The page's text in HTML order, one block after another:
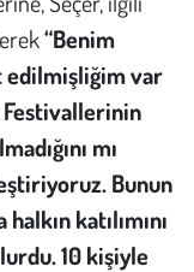
“Benim
edilmişliğim var
Festivallerinin
mı
Bunun
katılımını
10 kişiyle